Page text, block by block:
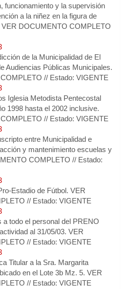
funcionamiento y la supervisión
a la niñez en la figura de
DOCUMENTO COMPLETO
de la Municipalidad de El
Audiencias Públicas Municipales.
// Estado: VIGENTE
Iglesia Metodista Pentecostal
1998 hasta el 2002 inclusive.
// Estado: VIGENTE
entre Municipalidad e
y mantenimiento escuelas y
COMPLETO // Estado:
Estadio de Fútbol. VER
// Estado: VIGENTE
a todo el personal del PRENO
al 31/05/03. VER
// Estado: VIGENTE
Titular a la Sra. Margarita
en el Lote 3b Mz. 5. VER
// Estado: VIGENTE